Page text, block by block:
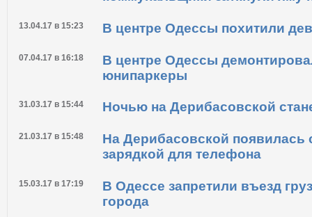
17.04.17 в 14:24
В центре Одессы провалился
коммунальщики заткнули яму
В центре Одессы похитили
07.04.17 в 16:18
В центре Одессы
юнипаркеры
Ночью на Дерибасовской
21.03.17 в 15:48
На Дерибасовской появилась
зарядкой для телефона